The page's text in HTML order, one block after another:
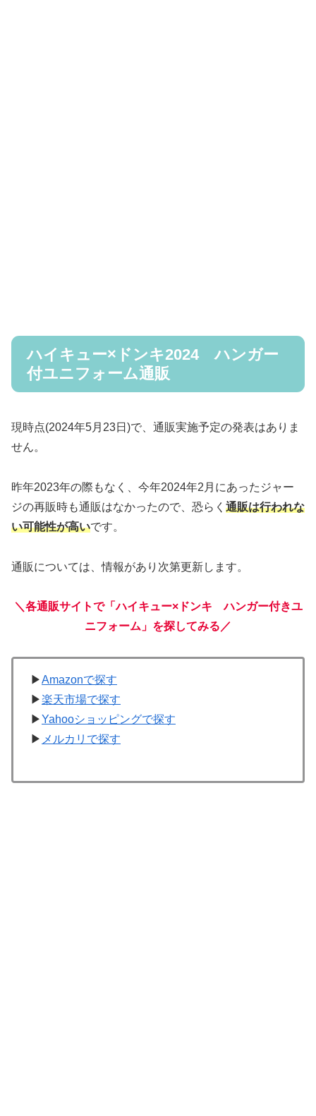
ハイキュー×ドンキ2024 ハンガー
付ユニフォーム通販
現時点(2024年5月23日)で、通販実施予定の発表はありま
せん。
昨年2023年の際もなく、今年2024年2月にあったジャー
ジの再販時も通販はなかったので、恐らく 通販は行われな
い可能性が高いです。
通販については、情報があり次第更新します。
＼各通販サイトで「ハイキュー×ドンキ ハンガー付きユ
ニフォーム」を探してみる／
▶Amazonで探す
▶楽天市場で探す
▶Yahooショッピングで探す
▶ メルカリで探す